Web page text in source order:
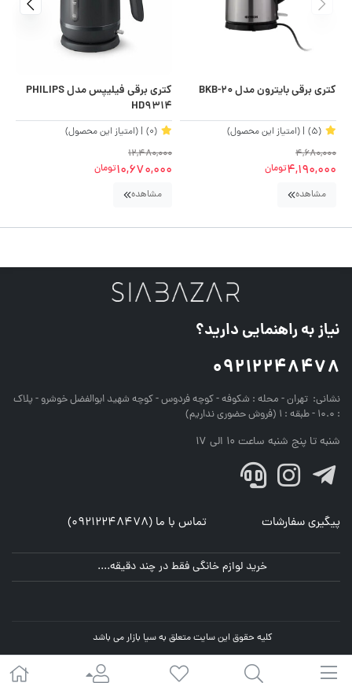
کتری برقی بایترون مدل BKB-20
(5)
| (امتیاز این محصول)
4,680,000
4,190,000تومان
مشاهده
کتری برقی فیلیپس مدل PHILIPS
HD9314
(0)
| (امتیاز این محصول)
12,480,000
10,670,000تومان
مشاهده
نیاز به راهنمایی دارید؟
09212248478
نشانی: تهران - محله : شکوفه - کوچه فردوس - کوچه شهید ابوالفضل خوشرو - پلاک
: 10.0 - طبقه : 1 (فروش حضوری نداریم)
شنبه تا پنج شنبه ساعت 10 الی 17
پیگیری سفارشات تماس با ما (09212248478)
خرید لوازم خانگی فقط در چند دقیقه....
کلیه حقوق این سایت متعلق به سیا بازار می باشد